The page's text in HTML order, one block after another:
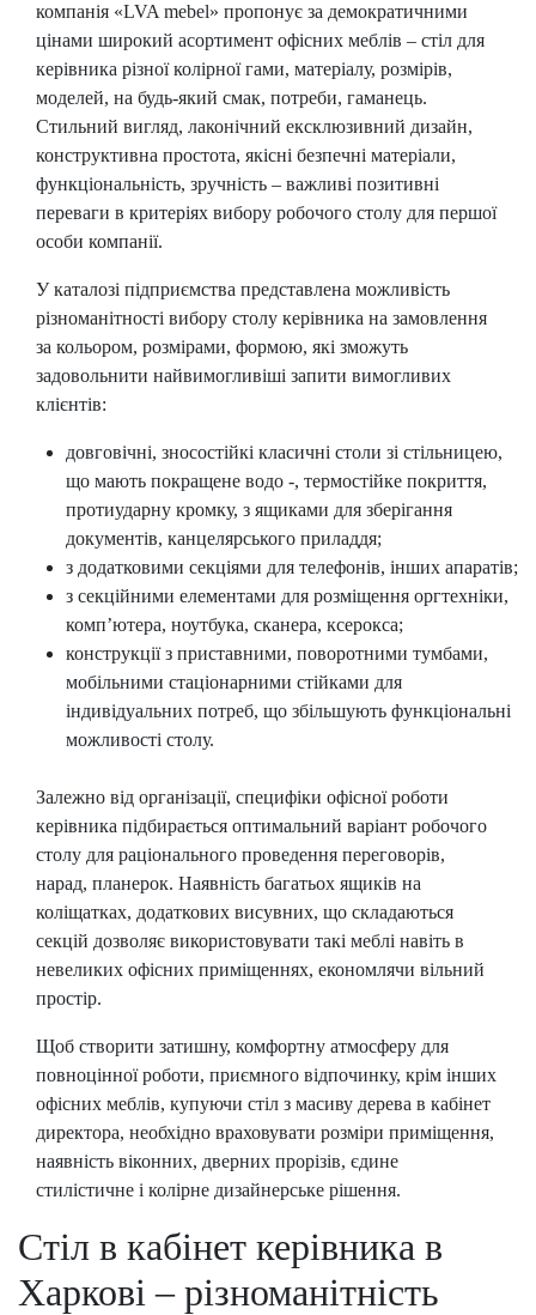
компанія «LVA mebel» пропонує за демократичними
цінами широкий асортимент офісних меблів – стіл для
керівника різної колірної гами, матеріалу, розмірів,
моделей, на будь-який смак, потреби, гаманець.
Стильний вигляд, лаконічний ексклюзивний дизайн,
конструктивна простота, якісні безпечні матеріали,
функціональність, зручність – важливі позитивні
переваги в критеріях вибору робочого столу для першої
особи компанії.
У каталозі підприємства представлена можливість
різноманітності вибору столу керівника на замовлення
за кольором, розмірами, формою, які зможуть
задовольнити найвимогливіші запити вимогливих
клієнтів:
довговічні, зносостійкі класичні столи зі стільницею,
що мають покращене водо -, термостійке покриття,
протиударну кромку, з ящиками для зберігання
документів, канцелярського приладдя;
з додатковими секціями для телефонів, інших апаратів;
з секційними елементами для розміщення оргтехніки,
комп’ютера, ноутбука, сканера, ксерокса;
конструкції з приставними, поворотними тумбами,
мобільними стаціонарними стійками для
індивідуальних потреб, що збільшують функціональні
можливості столу.
Залежно від організації, специфіки офісної роботи
керівника підбирається оптимальний варіант робочого
столу для раціонального проведення переговорів,
нарад, планерок. Наявність багатьох ящиків на
коліщатках, додаткових висувних, що складаються
секцій дозволяє використовувати такі меблі навіть в
невеликих офісних приміщеннях, економлячи вільний
простір.
Щоб створити затишну, комфортну атмосферу для
повноцінної роботи, приємного відпочинку, крім інших
офісних меблів, купуючи стіл з масиву дерева в кабінет
директора, необхідно враховувати розміри приміщення,
наявність віконних, дверних прорізів, єдине
стилістичне і колірне дизайнерське рішення.
Стіл в кабінет керівника в
Харкові – різноманітність